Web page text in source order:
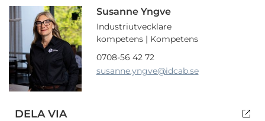
Susanne Yngve
Industriutvecklare
kompetens | Kompetens
0708-56 42 72
susanne.yngve@idcab.se
DELA VIA